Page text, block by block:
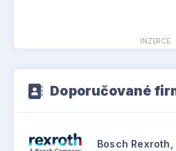
INZERCE
Doporučované
Bosch Rexroth,